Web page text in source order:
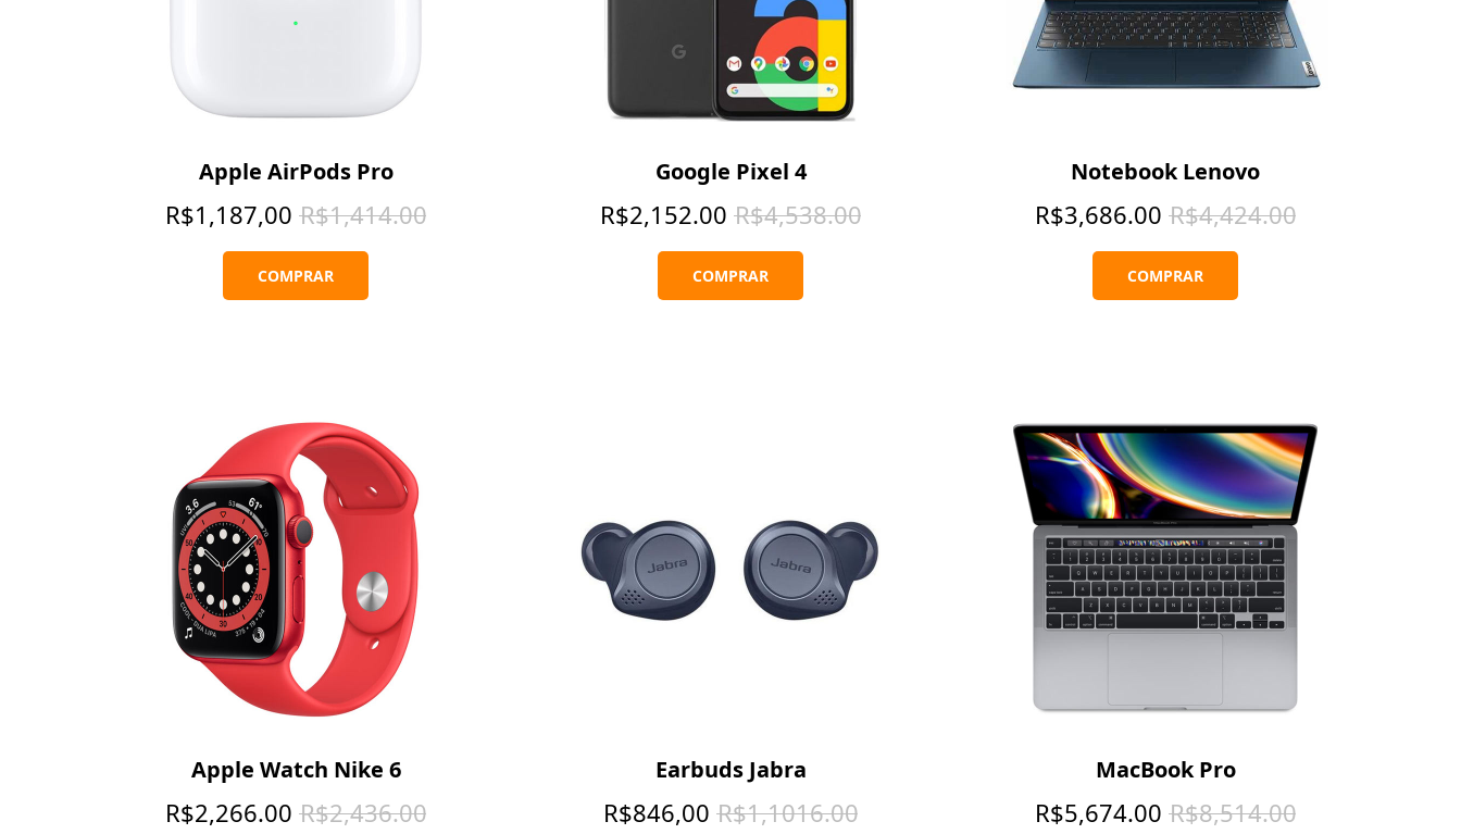
Apple AirPods Pro
R$1,187,00 R$1,414.00
COMPRAR
Google Pixel 4
R$2,152.00 R$4,538.00
COMPRAR
Notebook Lenovo
R$3,686.00 R$4,424.00
COMPRAR
Apple Watch Nike 6
R$2,266.00 R$2,436.00
Earbuds Jabra
R$846,00 R$1,1016.00
MacBook Pro
R$5,674.00 R$8,514.00